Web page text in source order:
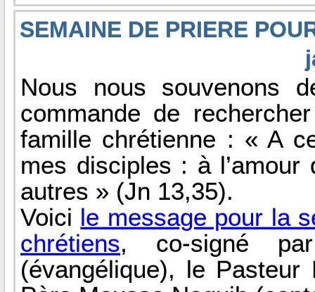
SEMAINE DE PRIERE
Nous nous souvenons
commande de
famille chrétienne : « A
mes disciples : à
autres » (Jn 13,35).
Voici le message pour la
chrétiens, co-signé
(évangélique), le